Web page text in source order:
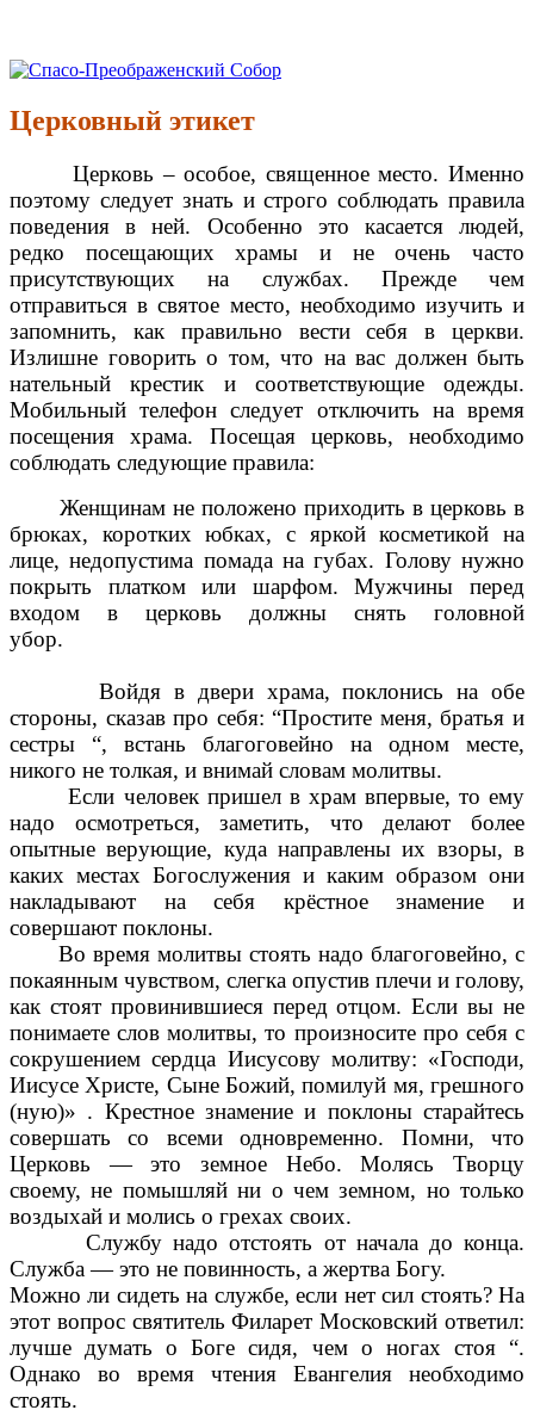
Перейти
содержимому
Спасо-Преображенский Собор
Спасо-Преображенский кафедральный Собор Новокузнецк
Церковный этикет
Церковь – особое, священное место. Именно
поэтому следует знать и строго соблюдать правила
поведения в ней. Особенно это касается людей,
редко посещающих храмы и не очень часто
присутствующих на службах. Прежде чем
отправиться в святое место, необходимо изучить и
запомнить, как правильно вести себя в церкви.
Излишне говорить о том, что на вас должен быть
нательный крестик и соответствующие одежды.
Мобильный телефон следует отключить на время
посещения храма. Посещая церковь, необходимо
соблюдать следующие правила:
Женщинам не положено приходить в церковь в
брюках, коротких юбках, с яркой косметикой на
лице, недопустима помада на губах. Голову нужно
покрыть платком или шарфом. Мужчины перед
входом в церковь должны снять головной
убор.
Войдя в двери храма, поклонись на обе
стороны, сказав про себя: “Простите меня, братья и
сестры “, встань благоговейно на одном месте,
никого не толкая, и внимай словам молитвы.
Если человек пришел в храм впервые, то ему
надо осмотреться, заметить, что делают более
опытные верующие, куда направлены их взоры, в
каких местах Богослужения и каким образом они
накладывают на себя крёстное знамение и
совершают поклоны.
Во время молитвы стоять надо благоговейно, с
покаянным чувством, слегка опустив плечи и голову,
как стоят провинившиеся перед отцом. Если вы не
понимаете слов молитвы, то произносите про себя с
сокрушением сердца Иисусову молитву: «Господи,
Иисусе Христе, Сыне Божий, помилуй мя, грешного
(ную)» . Крестное знамение и поклоны старайтесь
совершать со всеми одновременно. Помни, что
Церковь — это земное Небо. Молясь Творцу
своему, не помышляй ни о чем земном, но только
воздыхай и молись о грехах своих.
Службу надо отстоять от начала до конца.
Служба — это не повинность, а жертва Богу.
Можно ли сидеть на службе, если нет сил стоять? На
этот вопрос святитель Филарет Московский ответил:
лучше думать о Боге сидя, чем о ногах стоя “.
Однако во время чтения Евангелия необходимо
стоять.